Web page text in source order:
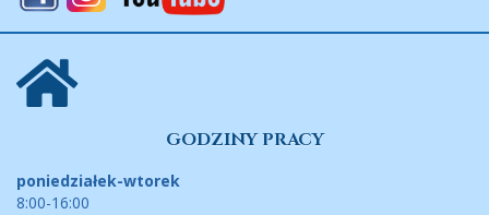
GODZINY PRACY
poniedziałek-wtorek
8:00-16:00